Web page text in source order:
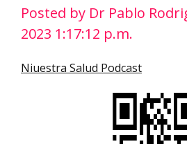
Posted by Dr Pablo
2023 1:17:12 p.m.
Niuestra Salud Podcast